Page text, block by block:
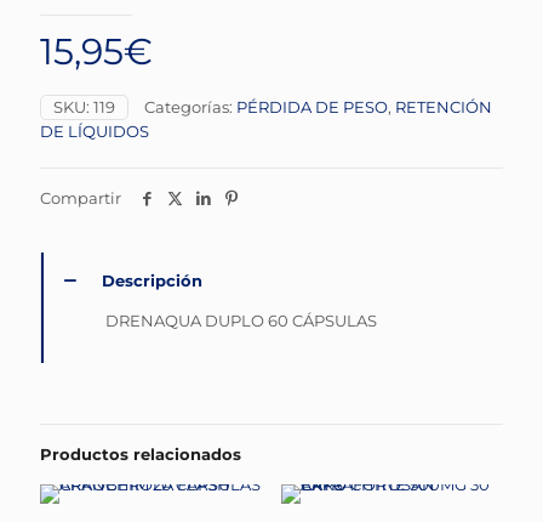
15,95€
SKU: 119 Categorías: PÉRDIDA DE PESO, RETENCIÓN
DE LÍQUIDOS
Compartir
Descripción
DRENAQUA DUPLO 60 CÁPSULAS
Productos relacionados